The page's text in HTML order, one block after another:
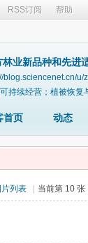
RSS订阅 帮助
林业新品种和先进
blog.sciencenet.cn/u/
持续经营；植被恢复
首页 动态
列表 当前第 10 张